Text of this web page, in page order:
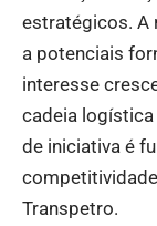
estratégicos. A
a potenciais
interesse
cadeia
de iniciativa é
Transpetro.